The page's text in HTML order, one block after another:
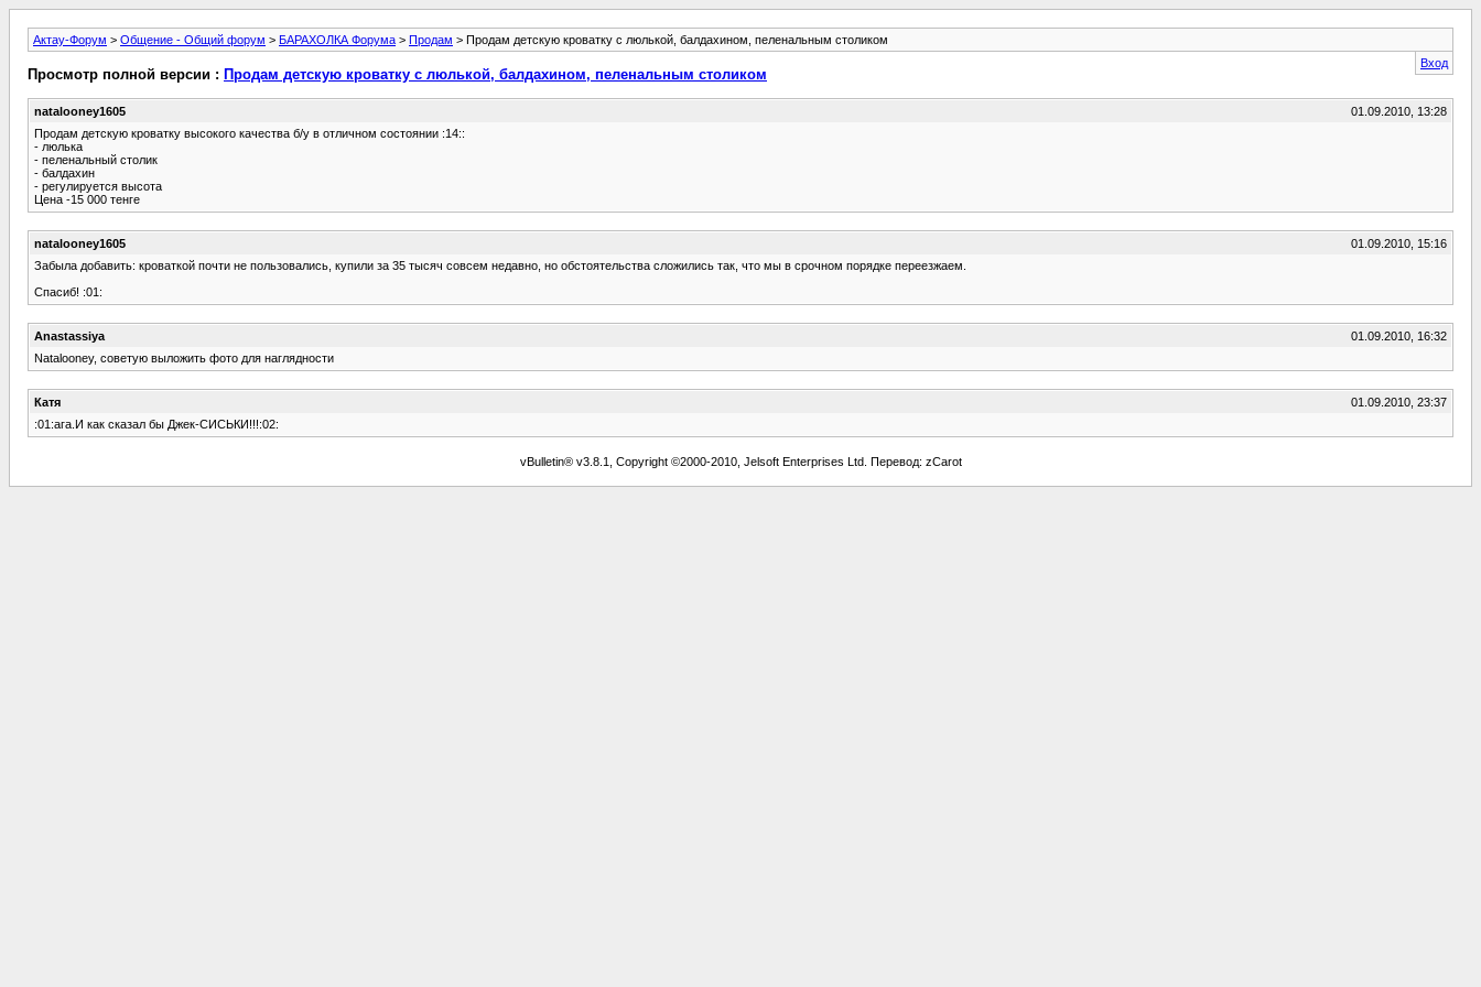
Актау-Форум > Общение - Общий форум > БАРАХОЛКА Форума > Продам > Продам детскую кроватку с люлькой, балдахином, пеленальным столиком
Вход
Просмотр полной версии : Продам детскую кроватку с люлькой, балдахином, пеленальным столиком
natalooney1605
01.09.2010, 13:28
Продам детскую кроватку высокого качества б/у в отличном состоянии :14::
- люлька
- пеленальный столик
- балдахин
- регулируется высота
Цена -15 000 тенге
natalooney1605
01.09.2010, 15:16
Забыла добавить: кроваткой почти не пользовались, купили за 35 тысяч совсем недавно, но обстоятельства сложились так, что мы в срочном порядке переезжаем.
Спасиб! :01:
Anastassiya
01.09.2010, 16:32
Natalooney, советую выложить фото для наглядности
Катя
01.09.2010, 23:37
:01:ага.И как сказал бы Джек-СИСЬКИ!!!:02:
vBulletin® v3.8.1, Copyright ©2000-2010, Jelsoft Enterprises Ltd. Перевод: zCarot